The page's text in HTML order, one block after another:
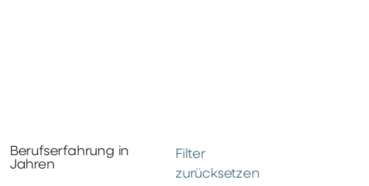
Berufserfahrung in
Jahren
Filter
zurücksetzen